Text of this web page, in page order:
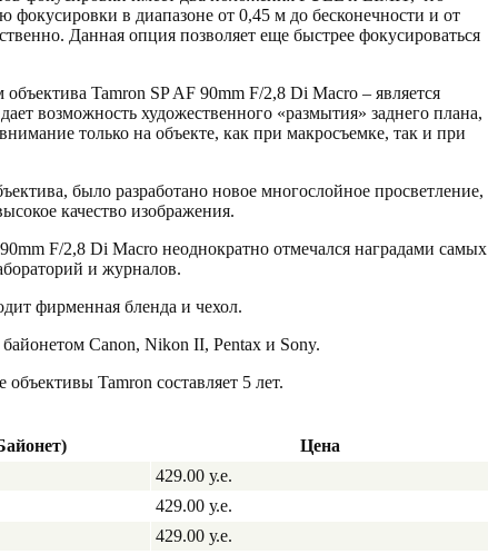
фокусировки в диапазоне от 0,45 м до бесконечности и от
Данная опция позволяет еще быстрее фокусироваться
Tamron SP AF 90mm F/2,8 Di Macro – является
возможность художественного «размытия» заднего плана,
только на объекте, как при макросъемке, так и при
было разработано новое многослойное просветление,
качество изображения.
F/2,8 Di Macro неоднократно отмечался наградами самых
и журналов.
фирменная бленда и чехол.
Canon, Nikon II, Pentax и Sony.
Tamron составляет 5 лет.
Цена
429.00 у.е.
429.00 у.е.
429.00 у.е.